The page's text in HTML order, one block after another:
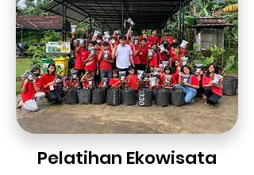
Pelatihan Ekowisata